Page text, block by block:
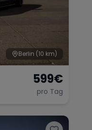
Berlin (10 km)
599€
pro Tag